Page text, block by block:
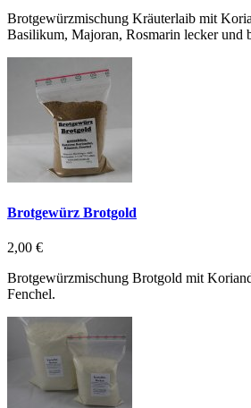
Brotgewürzmischung Kräuterlaib mit
Basilikum, Majoran, Rosmarin lecker und
Brotgewürz Brotgold
2,00 €
Brotgewürzmischung Brotgold mit
Fenchel.